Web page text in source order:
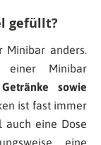
gefüllt?
Minibar anders.
einer Minibar
Getränke sowie
ist fast immer
auch eine Dose
eine